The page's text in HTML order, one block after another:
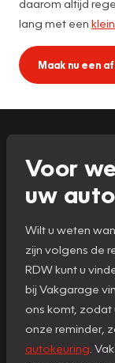
daarom altijd
lang met een
Maak nu een
Voor
uw
Wilt u weten
zijn volgens de
RDW kunt u
bij Vakgarage
ons komt, zodat
onze reminder,
autokeuring .